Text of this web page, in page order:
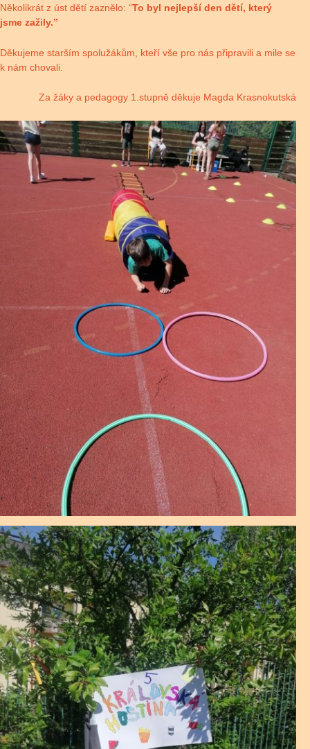
Několikrát z úst dětí zaznělo: “To byl nejlepší den dětí, který
jsme zažily.”
Děkujeme starším spolužákům, kteří vše pro nás připravili a mile se
k nám chovali.
Za žáky a pedagogy 1.stupně děkuje Magda Krasnokutská